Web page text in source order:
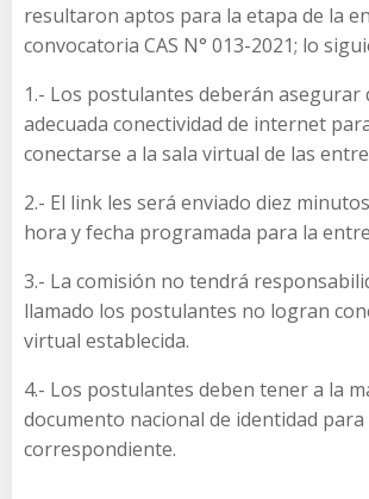
resultaron aptos para la etapa de la
convocatoria CAS N° 013-2021; lo
1.- Los postulantes deberán asegurar
adecuada conectividad de internet
conectarse a la sala virtual de las
2.- El link les será enviado diez
hora y fecha programada para la
3.- La comisión no tendrá
llamado los postulantes no logran
virtual establecida.
4.- Los postulantes deben tener a la
documento nacional de identidad
correspondiente.